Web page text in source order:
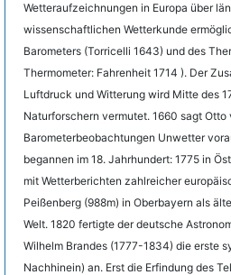
Wetteraufzeichnungen in Europa über
wissenschaftlichen Wetterkunde
Barometers (Torricelli 1643) und des
Thermometer: Fahrenheit 1714 ). Der
Luftdruck und Witterung wird Mitte des
Naturforschern vermutet. 1660 sagt
Barometerbeobachtungen Unwetter
begannen im 18. Jahrhundert: 1775 in
mit Wetterberichten zahlreicher
Peißenberg (988m) in Oberbayern als
Welt. 1820 fertigte der deutsche
Wilhelm Brandes (1777-1834) die erste
Nachhinein) an. Erst die Erfindung des